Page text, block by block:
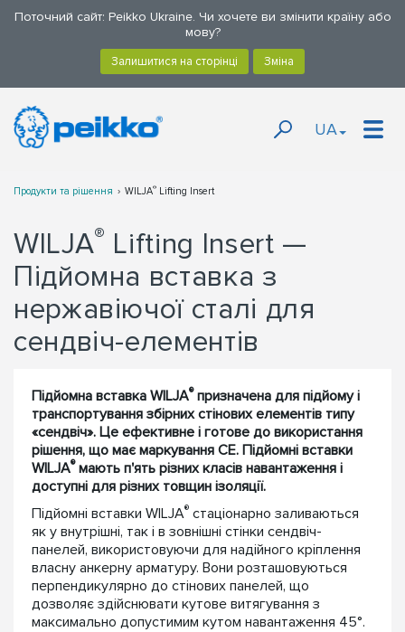
Поточний сайт: Peikko Ukraine. Чи хочете ви змінити країну або
мову?
UA
Продукти та рішення WILJA® Lifting Insert
WILJA® Lifting Insert —
Підйомна вставка з
нержавіючої сталі для
сендвіч-елементів
Підйомна вставка WILJA®призначена для підйому і
транспортування збірних стінових елементів типу
«сендвіч». Це ефективне і готове до використання
рішення, що має маркування CE. Підйомні вставки
WILJA®мають п'ять різних класів навантаження і
доступні для різних товщин ізоляції.
Підйомні вставки WILJA® стаціонарно заливаються
як у внутрішні, так і в зовнішні стінки сендвіч-
панелей, використовуючи для надійного кріплення
власну анкерну арматуру. Вони розташовуються
перпендикулярно до стінових панелей, що
дозволяє здійснювати кутове витягування з
максимально допустимим кутом навантаження 45°.